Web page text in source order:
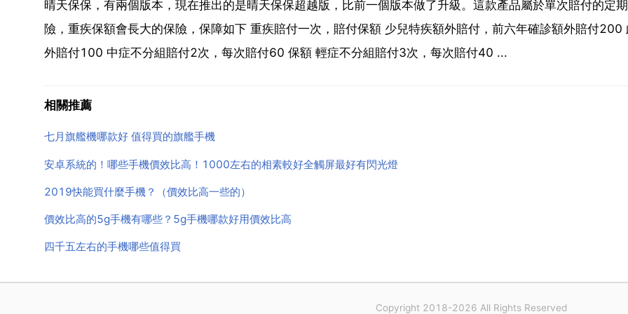
晴天保保，有兩個版本，現在推出的是晴天保保超越版，比前一個版本做了升級。這款產品屬於單次賠付的定
險，重疾保額會長大的保險，保障如下 重疾賠付一次，賠付保額 少兒特疾額外賠付，前六年確診額外賠付200
外賠付100 中症不分組賠付2次，每次賠付60 保額 輕症不分組賠付3次，每次賠付40 ...
相關推薦
七月旗艦機哪款好 值得買的旗艦手機
安卓系統的！哪些手機價效比高！1000左右的相素較好全觸屏最好有閃光燈
2019快能買什麼手機？（價效比高一些的）
價效比高的5g手機有哪些？5g手機哪款好用價效比高
四千五左右的手機哪些值得買
Copyright 2018-2026 All Rights Reserved